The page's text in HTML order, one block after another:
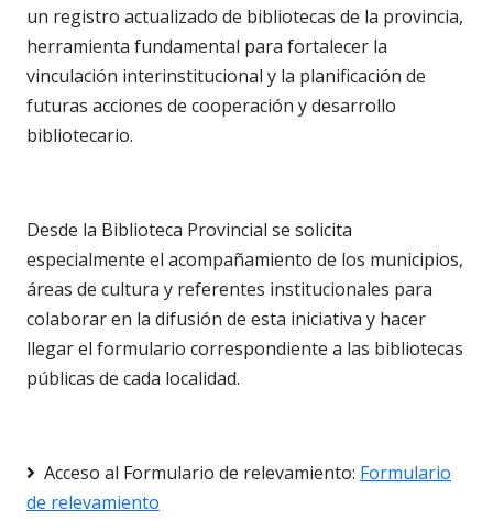
un registro actualizado de bibliotecas de la provincia,
herramienta fundamental para fortalecer la
vinculación interinstitucional y la planificación de
futuras acciones de cooperación y desarrollo
bibliotecario.
Desde la Biblioteca Provincial se solicita
especialmente el acompañamiento de los municipios,
áreas de cultura y referentes institucionales para
colaborar en la difusión de esta iniciativa y hacer
llegar el formulario correspondiente a las bibliotecas
públicas de cada localidad.
Acceso al Formulario de relevamiento: Formulario
de relevamiento